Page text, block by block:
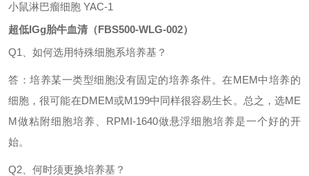
小鼠淋巴瘤细胞 YAC-1
超低IGg胎牛血清（FBS500-WLG-002）
Q1、如何选用特殊细胞系培养基？
答：培养某一类型细胞没有固定的培养条件。在MEM中培养的
细胞，很可能在DMEM或M199中同样很容易生长。总之，选ME
M做粘附细胞培养、RPMI-1640做悬浮细胞培养是一个好的开
始。
Q2、何时须更换培养基？